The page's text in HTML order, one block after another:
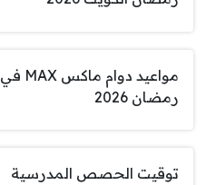
مواعيد دوام ماكس MAX في
رمضان 2026
توقيت الحصص المدرسية